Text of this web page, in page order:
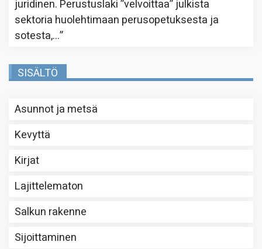
juridinen. Perustuslaki ”velvoittaa” julkista
sektoria huolehtimaan perusopetuksesta ja
sotesta,…”
SISÄLTÖ
Asunnot ja metsä
Kevyttä
Kirjat
Lajittelematon
Salkun rakenne
Sijoittaminen